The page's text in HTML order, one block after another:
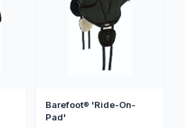
Barefoot® 'Ride-On-
Pad'